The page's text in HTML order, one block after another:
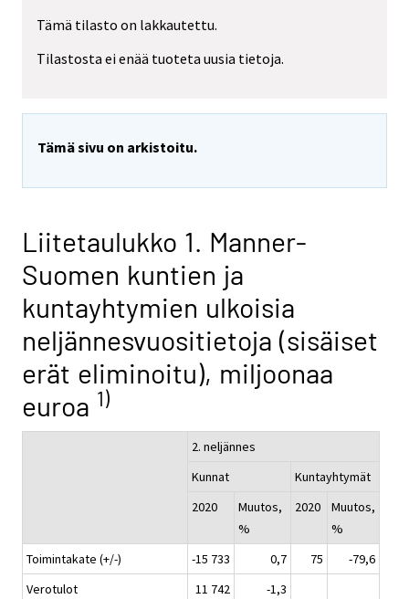
Tämä tilasto on lakkautettu.
Tilastosta ei enää tuoteta uusia tietoja.
Tämä sivu on arkistoitu.
Liitetaulukko 1. Manner-
Suomen kuntien ja
kuntayhtymien ulkoisia
neljännesvuositietoja (sisäiset
erät eliminoitu), miljoonaa
euroa 1)
2. neljännes
Kunnat
Kuntayhtymät
2020
Muutos,
%
2020
Muutos,
%
Toimintakate (+/-)
-15 733 0,7 75
-79,6
Verotulot
11 742
-1,3